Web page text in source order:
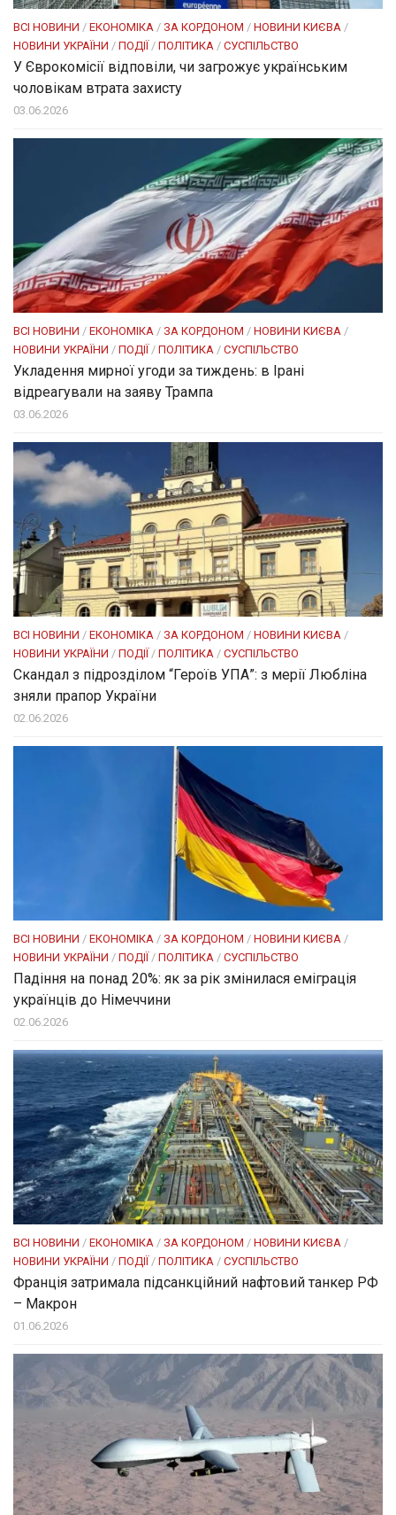
ВСІ НОВИНИ / ЕКОНОМІКА / ЗА КОРДОНОМ / НОВИНИ КИЄВА /
НОВИНИ УКРАЇНИ / ПОДІЇ / ПОЛІТИКА / СУСПІЛЬСТВО
У Єврокомісії відповіли, чи загрожує українським
чоловікам втрата захисту
03.06.2026
ВСІ НОВИНИ / ЕКОНОМІКА / ЗА КОРДОНОМ / НОВИНИ КИЄВА /
НОВИНИ УКРАЇНИ / ПОДІЇ / ПОЛІТИКА / СУСПІЛЬСТВО
Укладення мирної угоди за тиждень: в Ірані
відреагували на заяву Трампа
03.06.2026
ВСІ НОВИНИ / ЕКОНОМІКА / ЗА КОРДОНОМ / НОВИНИ КИЄВА /
НОВИНИ УКРАЇНИ / ПОДІЇ / ПОЛІТИКА / СУСПІЛЬСТВО
Скандал з підрозділом “Героїв УПА”: з мерії Любліна
зняли прапор України
02.06.2026
ВСІ НОВИНИ / ЕКОНОМІКА / ЗА КОРДОНОМ / НОВИНИ КИЄВА /
НОВИНИ УКРАЇНИ / ПОДІЇ / ПОЛІТИКА / СУСПІЛЬСТВО
Падіння на понад 20%: як за рік змінилася еміграція
українців до Німеччини
02.06.2026
ВСІ НОВИНИ / ЕКОНОМІКА / ЗА КОРДОНОМ / НОВИНИ КИЄВА /
НОВИНИ УКРАЇНИ / ПОДІЇ / ПОЛІТИКА / СУСПІЛЬСТВО
Франція затримала підсанкційний нафтовий танкер РФ
– Макрон
01.06.2026